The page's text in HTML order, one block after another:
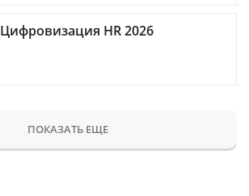
Цифровизация HR 2026
ПОКАЗАТЬ ЕЩЕ